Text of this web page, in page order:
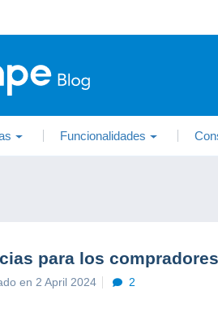
Funcionalidades
para los
en 2 April 2024 2